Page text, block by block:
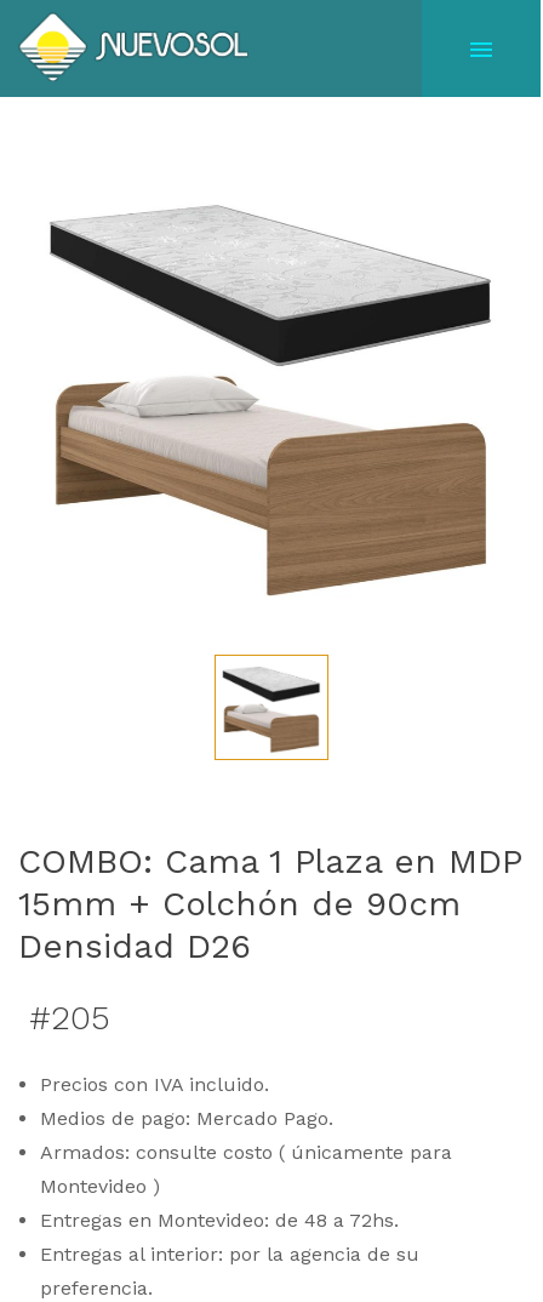
COMBO: Cama 1 Plaza en MDP
15mm + Colchón de 90cm
Densidad D26
#205
Precios con IVA incluido.
Medios de pago: Mercado Pago.
Armados: consulte costo ( únicamente para
Montevideo )
Entregas en Montevideo: de 48 a 72hs.
Entregas al interior: por la agencia de su
preferencia.